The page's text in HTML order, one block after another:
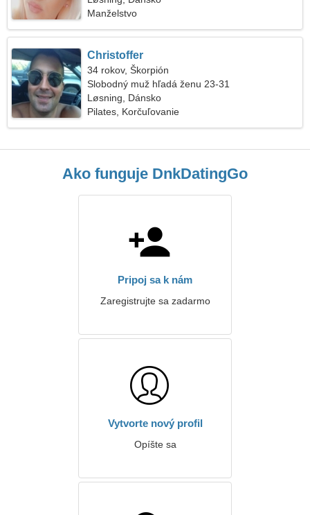
Manželstvo
Christoffer
34 rokov, Škorpión
Slobodný muž hľadá ženu 23-31
Løsning, Dánsko
Pilates, Korčuľovanie
Ako funguje DnkDatingGo
Pripoj sa k nám
Zaregistrujte sa zadarmo
Vytvorte nový profil
Opíšte sa